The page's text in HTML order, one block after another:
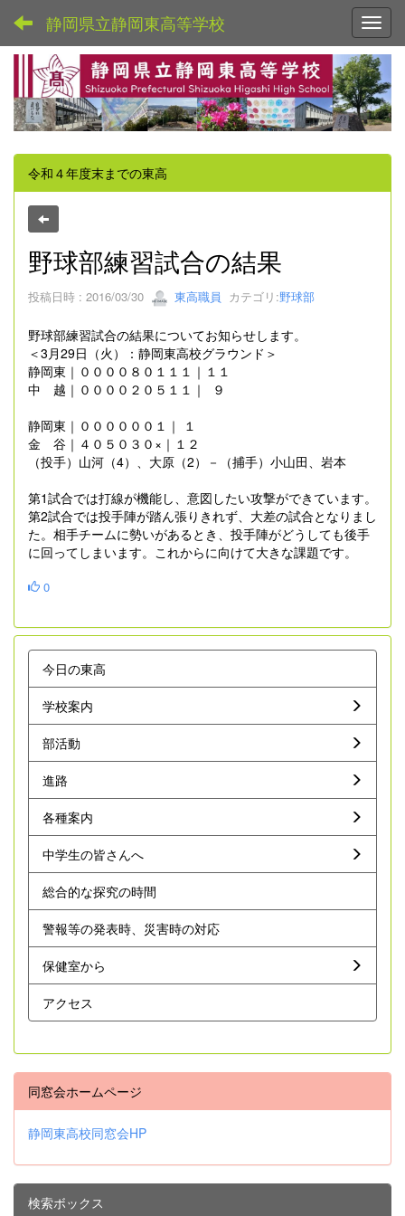
静岡県立静岡東高等学校
令和４年度末までの東高
野球部練習試合の結果
投稿日時 : 2016/03/30 東高職員 カテゴリ:野球部
野球部練習試合の結果についてお知らせします。
＜3月29日（火）：静岡東高校グラウンド＞
静岡東｜００００８０１１１｜１１
中 越｜００００２０５１１｜ ９
静岡東｜００００００１｜ １
金 谷｜４０５０３０×｜１２
（投手）山河（4）、大原（2）－（捕手）小山田、岩本
第1試合では打線が機能し、意図したい攻撃ができています。
第2試合では投手陣が踏ん張りきれず、大差の試合となりまし
た。相手チームに勢いがあるとき、投手陣がどうしても後手
に回ってしまいます。これからに向けて大きな課題です。
0
今日の東高
学校案内
部活動
進路
各種案内
中学生の皆さんへ
総合的な探究の時間
警報等の発表時、災害時の対応
保健室から
アクセス
同窓会ホームページ
静岡東高校同窓会HP
検索ボックス